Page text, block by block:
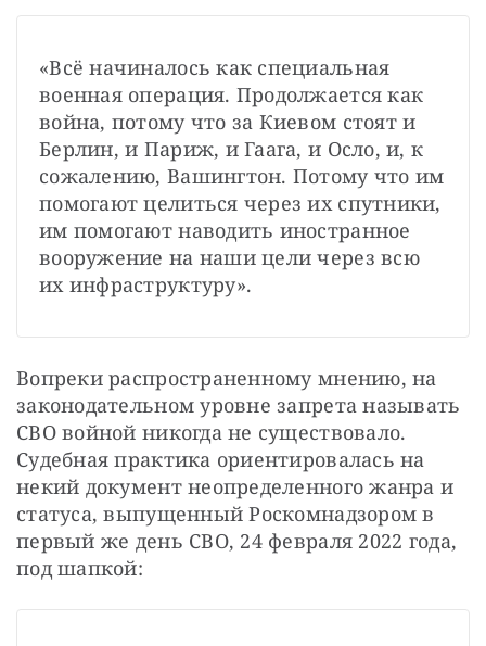
«Всё начиналось как специальная
военная операция. Продолжается как
война, потому что за Киевом стоят и
Берлин, и Париж, и Гаага, и Осло, и, к
сожалению, Вашингтон. Потому что им
помогают целиться через их спутники,
им помогают наводить иностранное
вооружение на наши цели через всю
их инфраструктуру».
Вопреки распространенному мнению, на
законодательном уровне запрета называть
СВО войной никогда не существовало.
Судебная практика ориентировалась на
некий документ неопределенного жанра и
статуса, выпущенный Роскомнадзором в
первый же день СВО, 24 февраля 2022 года,
под шапкой: